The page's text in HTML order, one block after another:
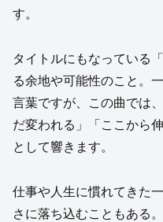
す。
タイトルにもなっている
る余地や可能性のこと。
言葉ですが、この曲では
だ変われる」「ここから
として響きます。
仕事や人生に慣れてきた
さに落ち込むこともある